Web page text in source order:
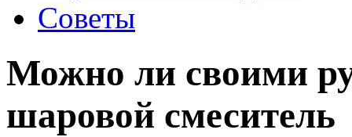
Советы
Можно ли своими
шаровой смеситель